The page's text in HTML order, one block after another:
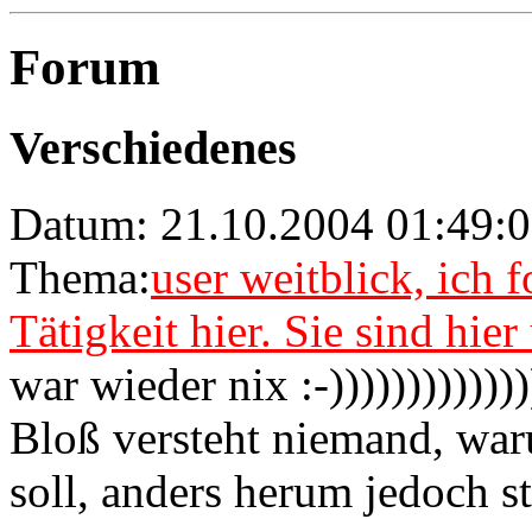
Forum
Verschiedenes
Datum: 21.10.2004
Thema:user weitblick, ich
Tätigkeit hier. Sie sind hier
war wieder nix :-
Bloß versteht niemand,
soll, anders herum jedoch